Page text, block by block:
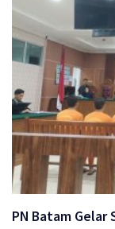
PN Batam Gelar